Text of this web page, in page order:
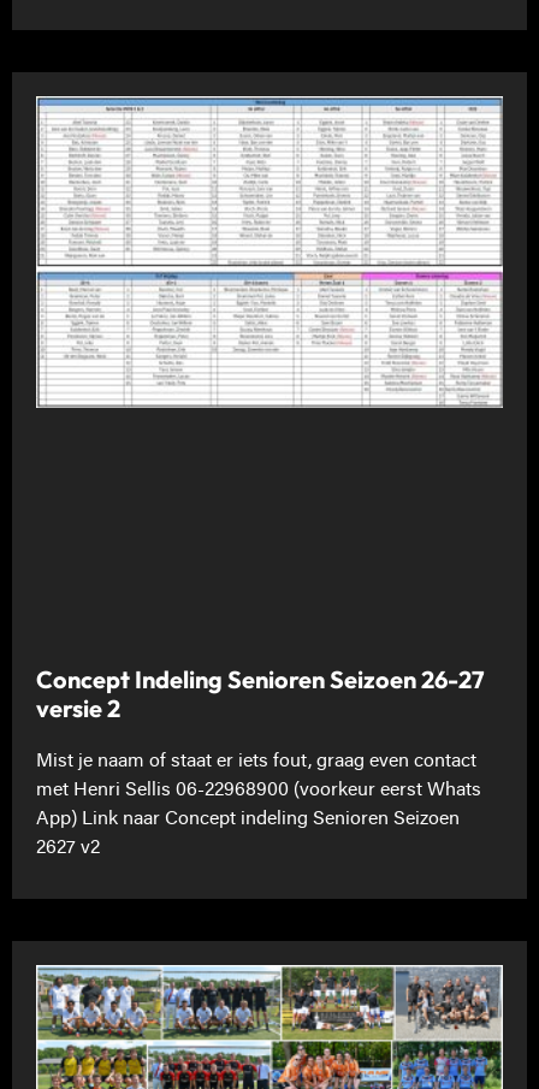
Concept Indeling Senioren Seizoen 26-27
versie 2
Mist je naam of staat er iets fout, graag even contact
met Henri Sellis 06-22968900 (voorkeur eerst Whats
App) Link naar Concept indeling Senioren Seizoen
2627 v2